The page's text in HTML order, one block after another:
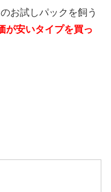
お試しパックを飼う
が安いタイプを買っ